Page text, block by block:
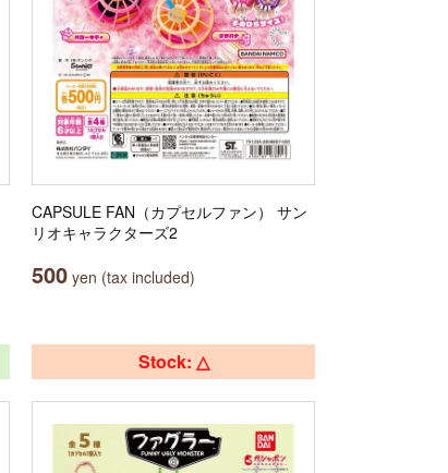
CAPSULE FAN（カプセルファン） サン
リオキャラクターズ2
500 yen (tax included)
Stock: △